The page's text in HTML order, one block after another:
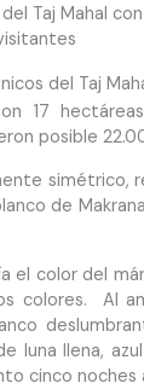
Taj Mahal
del Taj
17
posible
simétrico,
de
el color del
colores. Al
luna llena,
cinco noches